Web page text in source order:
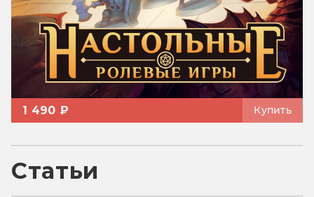
1 490 ₽ Купить
Статьи